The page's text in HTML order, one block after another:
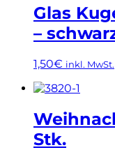
Produktseite
gewählt
werden
Glas
–
1,50€ inkl. MwSt.
Dieses
weist
mehrere
Varianten
Stk.